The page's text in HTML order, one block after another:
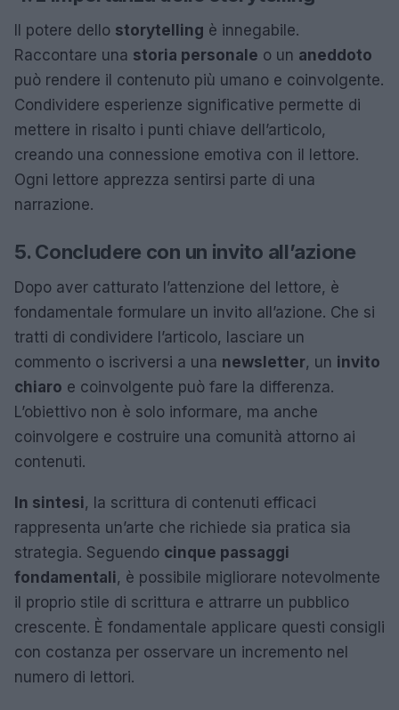
Il potere dello storytelling è innegabile.
Raccontare una storia personale o un aneddoto
può rendere il contenuto più umano e coinvolgente.
Condividere esperienze significative permette di
mettere in risalto i punti chiave dell’articolo,
creando una connessione emotiva con il lettore.
Ogni lettore apprezza sentirsi parte di una
narrazione.
5. Concludere con un invito all’azione
Dopo aver catturato l’attenzione del lettore, è
fondamentale formulare un invito all’azione. Che si
tratti di condividere l’articolo, lasciare un
commento o iscriversi a una newsletter, un invito
chiaro e coinvolgente può fare la differenza.
L’obiettivo non è solo informare, ma anche
coinvolgere e costruire una comunità attorno ai
contenuti.
In sintesi, la scrittura di contenuti efficaci
rappresenta un’arte che richiede sia pratica sia
strategia. Seguendo cinque passaggi
fondamentali, è possibile migliorare notevolmente
il proprio stile di scrittura e attrarre un pubblico
crescente. È fondamentale applicare questi consigli
con costanza per osservare un incremento nel
numero di lettori.